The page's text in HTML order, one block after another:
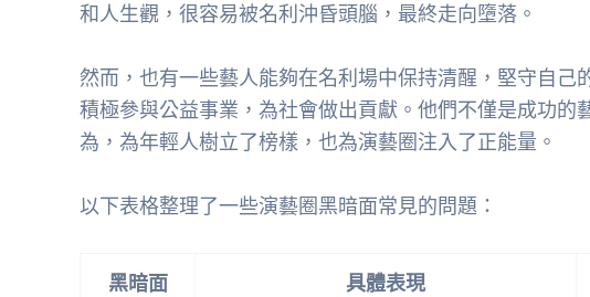
和人生觀，很容易被名利沖昏頭腦，最終走向墮落。
然而，也有一些藝人能夠在名利場中保持清醒，堅守自己
積極參與公益事業，為社會做出貢獻。他們不僅是成功的
為，為年輕人樹立了榜樣，也為演藝圈注入了正能量。
以下表格整理了一些演藝圈黑暗面常見的問題：
黑暗面 具體表現